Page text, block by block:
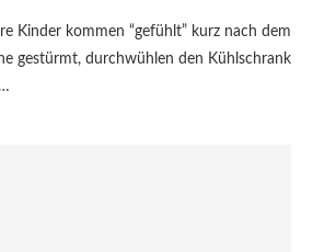
Kinder kommen “gefühlt” kurz nach dem
gestürmt, durchwühlen den Kühlschrank